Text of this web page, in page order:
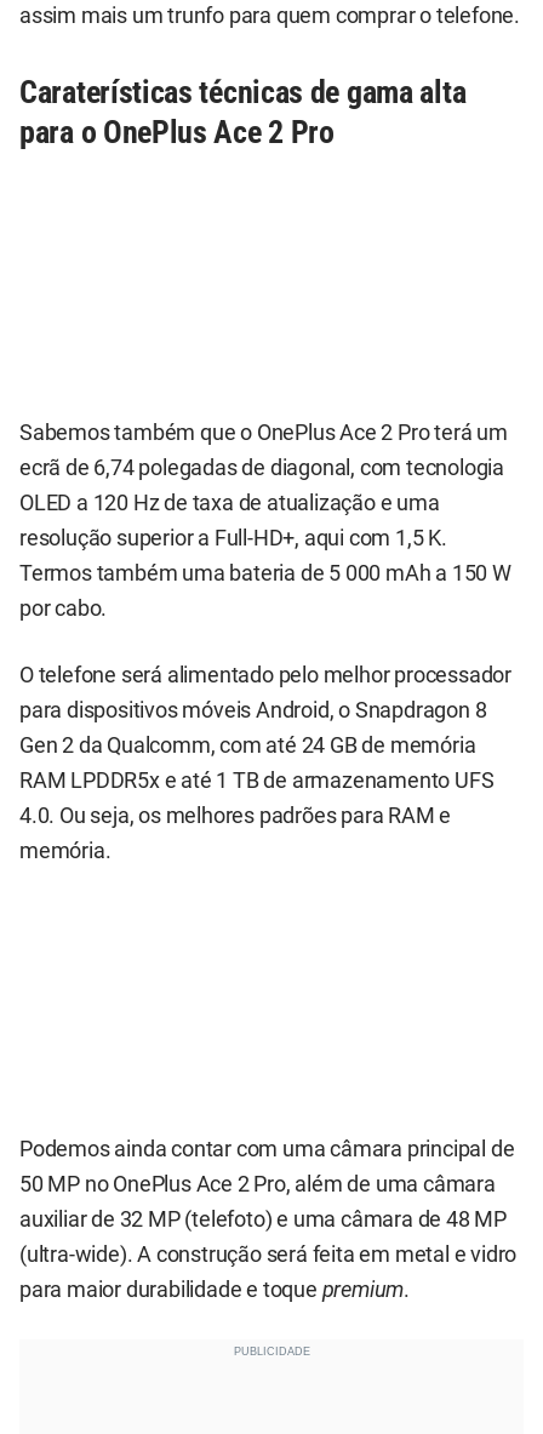
assim mais um trunfo para quem comprar o telefone.
Caraterísticas técnicas de gama alta
para o OnePlus Ace 2 Pro
Sabemos também que o OnePlus Ace 2 Pro terá um
ecrã de 6,74 polegadas de diagonal, com tecnologia
OLED a 120 Hz de taxa de atualização e uma
resolução superior a Full-HD+, aqui com 1,5 K.
Termos também uma bateria de 5 000 mAh a 150 W
por cabo.
O telefone será alimentado pelo melhor processador
para dispositivos móveis Android, o Snapdragon 8
Gen 2 da Qualcomm, com até 24 GB de memória
RAM LPDDR5x e até 1 TB de armazenamento UFS
4.0. Ou seja, os melhores padrões para RAM e
memória.
Podemos ainda contar com uma câmara principal de
50 MP no OnePlus Ace 2 Pro, além de uma câmara
auxiliar de 32 MP (telefoto) e uma câmara de 48 MP
(ultra-wide). A construção será feita em metal e vidro
para maior durabilidade e toque premium.